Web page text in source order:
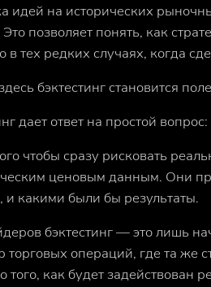
идей на исторических
Это позволяет понять, как
в тех редких случаях, когда
бэктестинг становится
дает ответ на простой
чтобы сразу рисковать
ценовым данным. Они
и какими были бы результаты.
бэктестинг — это лишь
торговых операций, где та же
того, как будет задействован